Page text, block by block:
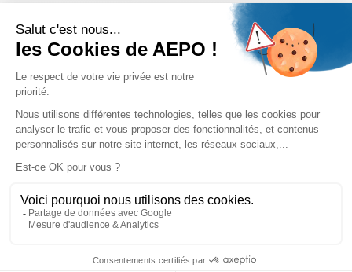
BTS Opticien Lunetier
Assistant Optométriste
Alternance